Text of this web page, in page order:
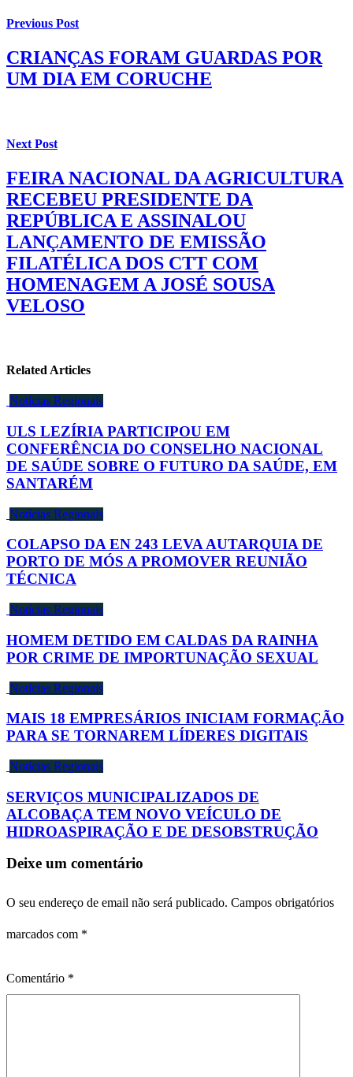
Previous Post
CRIANÇAS FORAM GUARDAS POR
UM DIA EM CORUCHE
Next Post
FEIRA NACIONAL DA AGRICULTURA
RECEBEU PRESIDENTE DA
REPÚBLICA E ASSINALOU
LANÇAMENTO DE EMISSÃO
FILATÉLICA DOS CTT COM
HOMENAGEM A JOSÉ SOUSA
VELOSO
Related Articles
Notícias Regionais
ULS LEZÍRIA PARTICIPOU EM
CONFERÊNCIA DO CONSELHO NACIONAL
DE SAÚDE SOBRE O FUTURO DA SAÚDE, EM
SANTARÉM
Notícias Regionais
COLAPSO DA EN 243 LEVA AUTARQUIA DE
PORTO DE MÓS A PROMOVER REUNIÃO
TÉCNICA
Notícias Regionais
HOMEM DETIDO EM CALDAS DA RAINHA
POR CRIME DE IMPORTUNAÇÃO SEXUAL
Notícias Regionais
MAIS 18 EMPRESÁRIOS INICIAM FORMAÇÃO
PARA SE TORNAREM LÍDERES DIGITAIS
Notícias Regionais
SERVIÇOS MUNICIPALIZADOS DE
ALCOBAÇA TEM NOVO VEÍCULO DE
HIDROASPIRAÇÃO E DE DESOBSTRUÇÃO
Deixe um comentário
O seu endereço de email não será publicado. Campos obrigatórios
marcados com *
Comentário *